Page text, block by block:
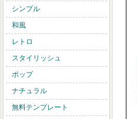
シンプル
和風
レトロ
スタイリッシュ
ポップ
ナチュラル
無料テンプレート